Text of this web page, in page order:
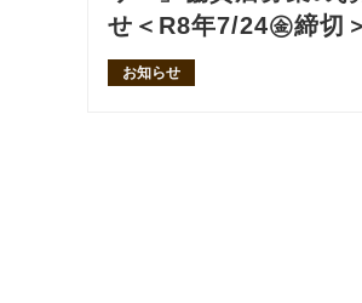
せ＜R8年7/24㊎締切
お知らせ